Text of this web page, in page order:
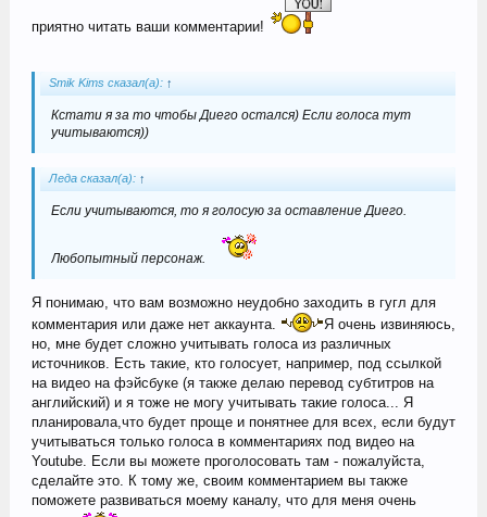
приятно читать ваши комментарии!
Smik Kims сказал(а): ↑
Кстати я за то чтобы Диего остался) Если голоса тут
учитываются))
Леда сказал(а): ↑
Если учитываются, то я голосую за оставление Диего.
Любопытный персонаж.
Я понимаю, что вам возможно неудобно заходить в гугл для
комментария или даже нет аккаунта.
Я очень извиняюсь,
но, мне будет сложно учитывать голоса из различных
источников. Есть такие, кто голосует, например, под ссылкой
на видео на фэйсбуке (я также делаю перевод субтитров на
английский) и я тоже не могу учитывать такие голоса... Я
планировала,что будет проще и понятнее для всех, если будут
учитываться только голоса в комментариях под видео на
Youtube. Если вы можете проголосовать там - пожалуйста,
сделайте это. К тому же, своим комментарием вы также
поможете развиваться моему каналу, что для меня очень